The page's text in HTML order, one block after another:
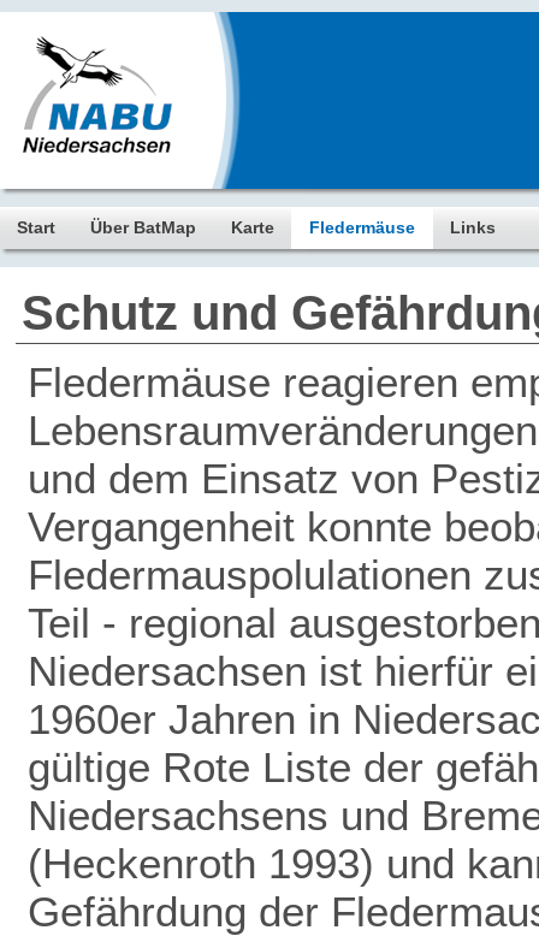
Start Über BatMap Karte Fledermäuse Links
Schutz und
Fledermäuse reagieren
und dem Einsatz von
Vergangenheit konnte
Fledermauspolulationen
Teil - regional
Niedersachsen ist hierfür
1960er Jahren in
gültige Rote Liste der
Niedersachsens und
(Heckenroth 1993) und
Gefährdung der